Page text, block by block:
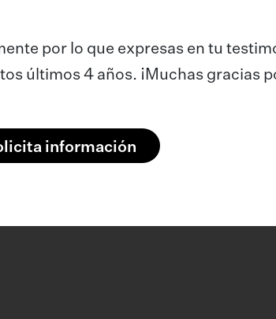
por lo que expresas en tu
últimos 4 años. ¡Muchas gracias
información